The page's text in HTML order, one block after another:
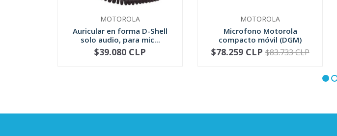
MOTOROLA
Auricular en forma D-Shell
solo audio, para mic...
+
$39.080 CLP
MOTOROLA
Microfono Motorola
compacto móvil (DGM)
RMN5052
+
-$78.259 CLP$83.733 CLP